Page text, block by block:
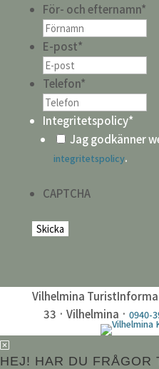
För- och efternamn*
E-post*
Telefon*
Integritetspolicy*
Jag godkänner
integritetspolicy.
CAPTCHA
Vilhelmina
33 · Vilhelmina ·0940-
HEJ! HAR DU FRÅGOR